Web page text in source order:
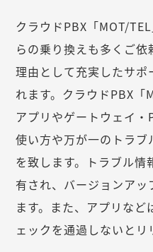
クラウドPBX「MOT/
らの乗り換えも多くご依
理由として充実したサ
れます。クラウドPBX「
アプリやゲートウェイ・
使い方や万が一のトラ
を致します。トラブル
有され、バージョンアッ
ます。また、アプリな
ェックを通過しないとリ